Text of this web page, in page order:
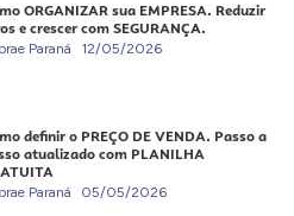
ORGANIZAR sua EMPRESA. Reduzir
e crescer com SEGURANÇA.
Paraná 12/05/2026
definir o PREÇO DE VENDA. Passo a
atualizado com PLANILHA
Paraná 05/05/2026